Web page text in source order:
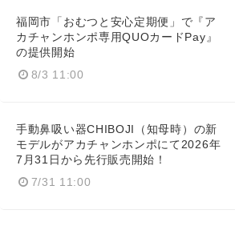
福岡市「おむつと安心定期便」で『ア
カチャンホンポ専用QUOカードPay』
の提供開始
8/3 11:00
手動鼻吸い器CHIBOJI（知母時）の新
モデルがアカチャンホンポにて2026年
7月31日から先行販売開始！
7/31 11:00